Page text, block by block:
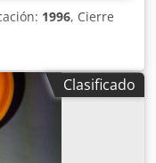
1996, Cierre
Clasificado